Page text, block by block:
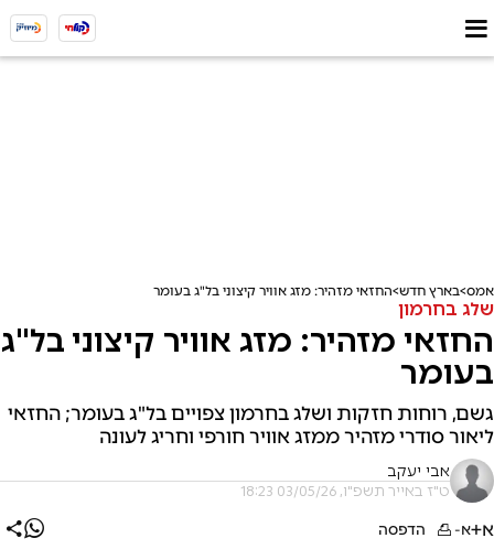
אמס בארץ חדש החזאי מזהיר: מזג אוויר קיצוני בל"ג בעומר
שלג בחרמון
החזאי מזהיר: מזג אוויר קיצוני בל"ג
בעומר
גשם, רוחות חזקות ושלג בחרמון צפויים בל"ג בעומר; החזאי
ליאור סודרי מזהיר ממזג אוויר חורפי וחריג לעונה
אבי יעקב
ט"ז באייר תשפ"ו, 03/05/26 18:23
א+א- הדפסה